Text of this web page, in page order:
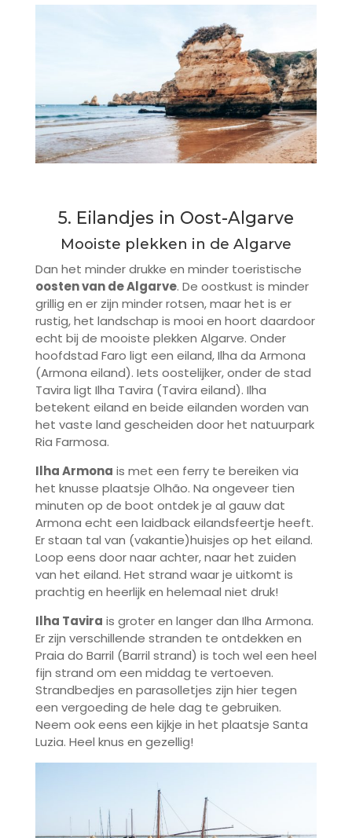
5. Eilandjes in Oost-Algarve
Mooiste plekken in de Algarve
Dan het minder drukke en minder toeristische
oosten van de Algarve. De oostkust is minder
grillig en er zijn minder rotsen, maar het is er
rustig, het landschap is mooi en hoort daardoor
echt bij de mooiste plekken Algarve. Onder
hoofdstad Faro ligt een eiland, Ilha da Armona
(Armona eiland). Iets oostelijker, onder de stad
Tavira ligt Ilha Tavira (Tavira eiland). Ilha
betekent eiland en beide eilanden worden van
het vaste land gescheiden door het natuurpark
Ria Farmosa.
Ilha Armona is met een ferry te bereiken via
het knusse plaatsje Olhão. Na ongeveer tien
minuten op de boot ontdek je al gauw dat
Armona echt een laidback eilandsfeertje heeft.
Er staan tal van (vakantie)huisjes op het eiland.
Loop eens door naar achter, naar het zuiden
van het eiland. Het strand waar je uitkomt is
prachtig en heerlijk en helemaal niet druk!
Ilha Tavira is groter en langer dan Ilha Armona.
Er zijn verschillende stranden te ontdekken en
Praia do Barril (Barril strand) is toch wel een heel
fijn strand om een middag te vertoeven.
Strandbedjes en parasolletjes zijn hier tegen
een vergoeding de hele dag te gebruiken.
Neem ook eens een kijkje in het plaatsje Santa
Luzia. Heel knus en gezellig!